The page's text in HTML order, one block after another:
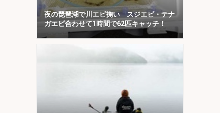
夜の琵琶湖で川エビ掬い スジエビ・テナ
ガエビ合わせて1時間で62匹キャッチ！